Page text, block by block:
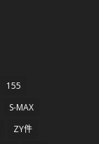
155
S-MAX
ZY件